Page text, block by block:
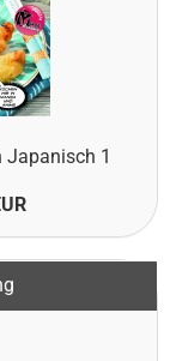
Japanisch 1